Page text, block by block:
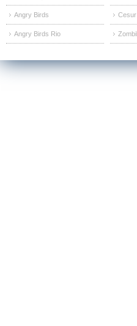
Angry Birds
Angry Birds Rio
Cesur